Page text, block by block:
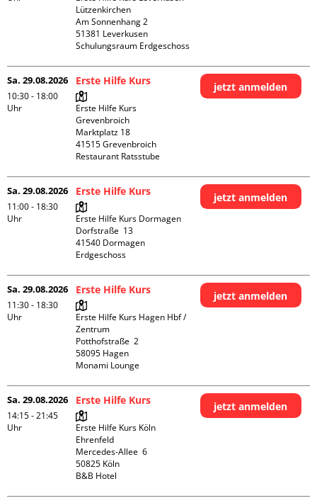
Lützenkirchen
Am Sonnenhang 2
51381 Leverkusen
Schulungsraum Erdgeschoss
Sa. 29.08.2026
10:30 - 18:00
Uhr
Erste Hilfe Kurs
Erste Hilfe Kurs
Grevenbroich
Marktplatz 18
41515 Grevenbroich
Restaurant Ratsstube
jetzt anmelden
Sa. 29.08.2026
11:00 - 18:30
Uhr
Erste Hilfe Kurs
Erste Hilfe Kurs Dormagen
Dorfstraße  13
41540 Dormagen
Erdgeschoss
jetzt anmelden
Sa. 29.08.2026
11:30 - 18:30
Uhr
Erste Hilfe Kurs
Erste Hilfe Kurs Hagen Hbf /
Zentrum
Potthofstraße  2
58095 Hagen
Monami Lounge
jetzt anmelden
Sa. 29.08.2026
14:15 - 21:45
Uhr
Erste Hilfe Kurs
Erste Hilfe Kurs Köln
Ehrenfeld
Mercedes-Allee  6
50825 Köln
B&B Hotel
jetzt anmelden